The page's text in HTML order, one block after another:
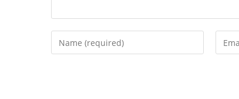
Enter
your
Enter
your